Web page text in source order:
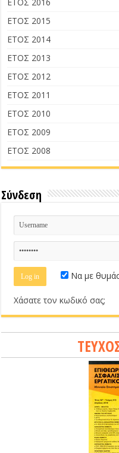
ΕΤΟΣ 2016
ΕΤΟΣ 2015
ΕΤΟΣ 2014
ΕΤΟΣ 2013
ΕΤΟΣ 2012
ΕΤΟΣ 2011
ΕΤΟΣ 2010
ΕΤΟΣ 2009
ΕΤΟΣ 2008
Σύνδεση
Να με
Χάσατε τον κωδικό σας;